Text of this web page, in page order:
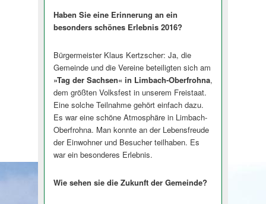
Haben Sie eine Erinnerung an ein
besonders schönes Erlebnis 2016?
Bürgermeister Klaus Kertzscher: Ja, die
Gemeinde und die Vereine beteiligten sich am
»Tag der Sachsen« in Limbach-Oberfrohna,
dem größten Volksfest in unserem Freistaat.
Eine solche Teilnahme gehört einfach dazu.
Es war eine schöne Atmosphäre in Limbach-
Oberfrohna. Man konnte an der Lebensfreude
der Einwohner und Besucher teilhaben. Es
war ein besonderes Erlebnis.
Wie sehen sie die Zukunft der Gemeinde?